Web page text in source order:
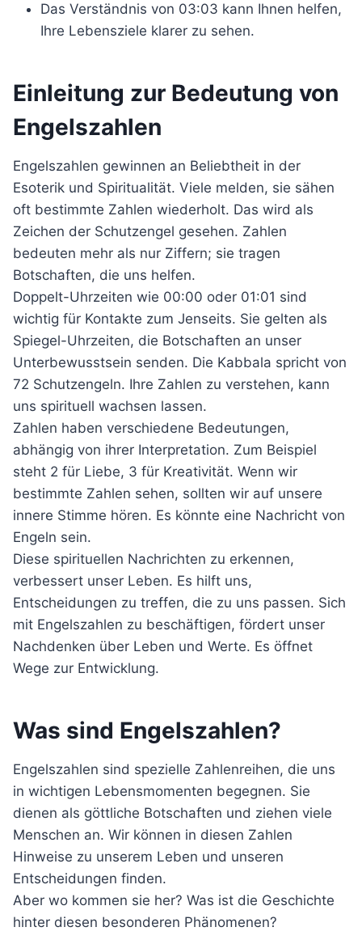
Das Verständnis von 03:03 kann Ihnen helfen,
Ihre Lebensziele klarer zu sehen.
Einleitung zur Bedeutung von
Engelszahlen
Engelszahlen gewinnen an Beliebtheit in der
Esoterik und Spiritualität. Viele melden, sie sähen
oft bestimmte Zahlen wiederholt. Das wird als
Zeichen der Schutzengel gesehen. Zahlen
bedeuten mehr als nur Ziffern; sie tragen
Botschaften, die uns helfen.
Doppelt-Uhrzeiten wie 00:00 oder 01:01 sind
wichtig für Kontakte zum Jenseits. Sie gelten als
Spiegel-Uhrzeiten, die Botschaften an unser
Unterbewusstsein senden. Die Kabbala spricht von
72 Schutzengeln. Ihre Zahlen zu verstehen, kann
uns spirituell wachsen lassen.
Zahlen haben verschiedene Bedeutungen,
abhängig von ihrer Interpretation. Zum Beispiel
steht 2 für Liebe, 3 für Kreativität. Wenn wir
bestimmte Zahlen sehen, sollten wir auf unsere
innere Stimme hören. Es könnte eine Nachricht von
Engeln sein.
Diese spirituellen Nachrichten zu erkennen,
verbessert unser Leben. Es hilft uns,
Entscheidungen zu treffen, die zu uns passen. Sich
mit Engelszahlen zu beschäftigen, fördert unser
Nachdenken über Leben und Werte. Es öffnet
Wege zur Entwicklung.
Was sind Engelszahlen?
Engelszahlen sind spezielle Zahlenreihen, die uns
in wichtigen Lebensmomenten begegnen. Sie
dienen als göttliche Botschaften und ziehen viele
Menschen an. Wir können in diesen Zahlen
Hinweise zu unserem Leben und unseren
Entscheidungen finden.
Aber wo kommen sie her? Was ist die Geschichte
hinter diesen besonderen Phänomenen?